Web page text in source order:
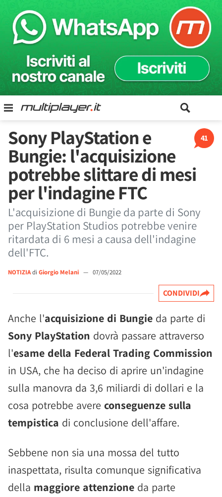
41
Sony PlayStation e
Bungie: l'acquisizione
potrebbe slittare di mesi
per l'indagine FTC
L'acquisizione di Bungie da parte di Sony
per PlayStation Studios potrebbe venire
ritardata di 6 mesi a causa dell'indagine
dell'FTC.
NOTIZIAdi Giorgio Melani — 07/05/2022
CONDIVIDI
Anche l'acquisizione di Bungie da parte di
Sony PlayStation dovrà passare attraverso
l'esame della Federal Trading Commission
in USA, che ha deciso di aprire un'indagine
sulla manovra da 3,6 miliardi di dollari e la
cosa potrebbe avere conseguenze sulla
tempistica di conclusione dell'affare.
Sebbene non sia una mossa del tutto
inaspettata, risulta comunque significativa
della maggiore attenzione da parte